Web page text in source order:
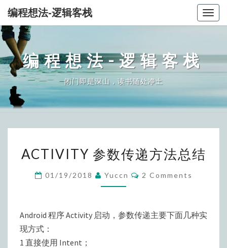
编程想法-逻辑客栈
编程想法-逻辑客栈
闭门即是深山，读书随处净土
参
传
方
ACTIVITY 参数传递方法总结
01/19/2018 Yuccn Comments
2 Comments
Android 程序 Activity 启动，参数传递主要下面几种实
现方式：
1 直接使用 Intent；